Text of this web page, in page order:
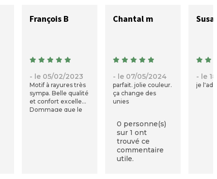
François B
- le 05/02/2023
Motif à rayures très
sympa. Belle qualité
et confort excellent.
Dommage que le
Chantal m
- le 07/05/2024
parfait. jolie couleur.
ça change des
unies
0 personne(s)
sur 1 ont
trouvé ce
commentaire
utile.
- le
je